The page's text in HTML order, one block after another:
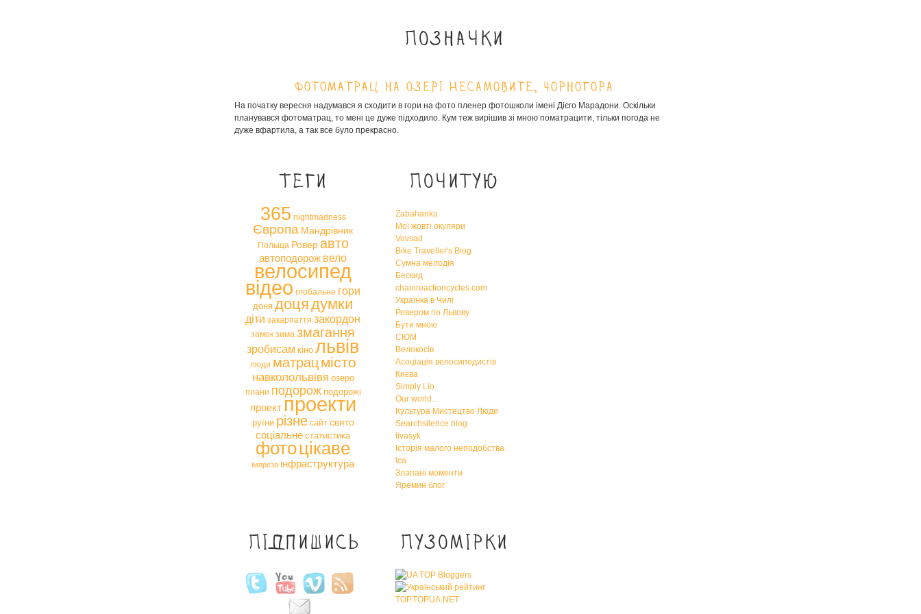
Позначки
Фотоматрац на озері Несамовите, Чорногора
На початку вересня надумався я сходити в гори на фото пленер фотошколи імені Дієго Марадони. Оскільки
планувався фотоматрац, то мені це дуже підходило. Кум теж вирішив зі мною поматрацити, тільки погода не
дуже вфартила, а так все було прекрасно.
Теги
365 nightmadness
Європа Мандрівник
Польща Ровер авто
автоподорож вело
велосипед
відео глобальне гори
доня доцядумки
діти закарпаття закордон
замок зима змагання
зробисам кіно львів
люди матрац місто
навколольвівя озеро
плани подорож подорожі
проект проекти
руїни різне сайт свято
соціальне статистика
фотоцікаве
імпреза інфраструктура
Почитую
Zabahanka
Мої жовті окуляри
Vovsad
Bike Traveller's Blog
Сумна мелодія
Бескид
chainreactioncycles.com
Українка в Чилі
Ровером по Львову
Бути мною
СЮМ
Велокосів
Асоціація велосипедистів
Києва
Simply Lio
Our world...
Культура Мистецтво Люди
Searchsilence blog
tivasyk
Історія малого неподобства
lca
Злапані моменти
Яремин блог
Підпишись Пузомірки